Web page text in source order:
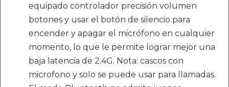
equipado controlador precisión volumen
botones y usar el botón de silencio para
encender y apagar el micrófono en cualquier
momento, lo que le permite lograr mejor una
baja latencia de 2.4G. Nota: cascos con
microfono y solo se puede usar para llamadas.